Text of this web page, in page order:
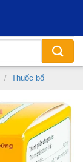
/ Thuốc bổ